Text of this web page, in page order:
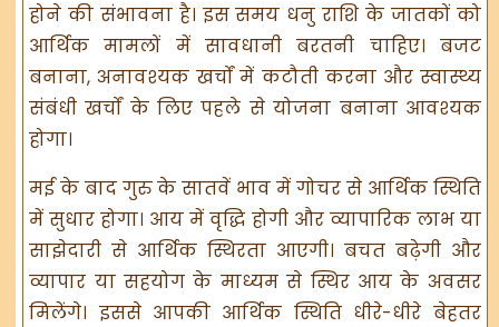
होने की संभावना है। इस समय धनु राशि के जातकों को
आर्थिक मामलों में सावधानी बरतनी चाहिए। बजट
बनाना, अनावश्यक खर्चों में कटौती करना और स्वास्थ्य
संबंधी खर्चों के लिए पहले से योजना बनाना आवश्यक
होगा।
मई के बाद गुरु के सातवें भाव में गोचर से आर्थिक स्थिति
में सुधार होगा। आय में वृद्धि होगी और व्यापारिक लाभ या
साझेदारी से आर्थिक स्थिरता आएगी। बचत बढ़ेगी और
व्यापार या सहयोग के माध्यम से स्थिर आय के अवसर
मिलेंगे। इससे आपकी आर्थिक स्थिति धीरे-धीरे बेहतर